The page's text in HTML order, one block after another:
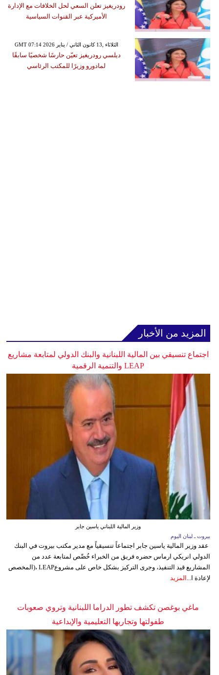
رودريغيز تعلن السعي لحل الخلافات مع الإدارة
الأميركية عبر القنوات السياسية
GMT 07:14 2026 الثلاثاء ,13 كانون الثاني / يناير
ديلسي رودريغيز تعيّن حارسًا شخصيًا سابقًا
لمادورو وزيرًا للمكتب الرئاسي
المزيد من الأخبار
اجتماع تنسيقي بين المالية اللبنانية والبنك الدولي لمتابعة مشاريع
LEAP والتنمية الرقمية
وزير المالية اللبناني ياسين جابر
بيروت ـ لبنان اليوم
عقد وزير المالية ياسين جابر اجتماعاً تنسيقياً مع مدير مكتب بيروت في البنك
الدولي انريكي ارماس حضره فريق من الخبراء خُصِّص لمتابعة عدد من
المشاريع قيد التنفيذ، وجرى التركيز بشكل خاص على مشروعLEAP ،(المخصص
لإعادة ا... المزيد
ماغي بوغصن تكشف تطور الدراما اللبنانية وتروي صعوبات
طفولتها وتجاربها التعليمية والإبداعية